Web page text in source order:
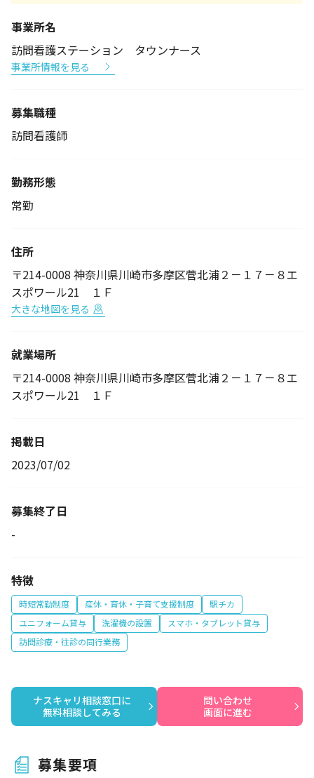
事業所名
訪問看護ステーション タウンナース
事業所情報を見る
募集職種
訪問看護師
勤務形態
常勤
住所
〒214-0008 神奈川県川崎市多摩区菅北浦２－１７－８エ
スポワール21 １Ｆ
大きな地図を見る
就業場所
〒214-0008 神奈川県川崎市多摩区菅北浦２－１７－８エ
スポワール21 １Ｆ
掲載日
2023/07/02
募集終了日
-
特徴
時短常勤制度 産休・育休・子育て支援制度
駅チカ
ユニフォーム貸与
洗濯機の設置
スマホ・タブレット貸与
訪問診療・往診の同行業務
ナスキャリ相談窓口に
無料相談してみる
問い合わせ
画面に進む
募集要項